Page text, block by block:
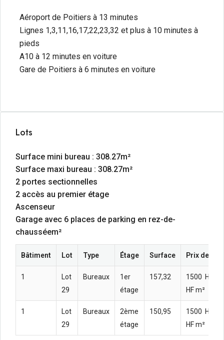
Aéroport de Poitiers à 13 minutes
Lignes 1,3,11,16,17,22,23,32 et plus à 10 minutes à
pieds
A10 à 12 minutes en voiture
Gare de Poitiers à 6 minutes en voiture
Lots
Surface mini bureau : 308.27m²
Surface maxi bureau : 308.27m²
2 portes sectionnelles
2 accès au premier étage
Ascenseur
Garage avec 6 places de parking en rez-de-
chausséem²
Bâtiment Lot Type Étage Surface Prix de
1
Lot
29
Bureaux
1er
étage
157,32
1500  HT HD
HF m²
1
Lot
29
Bureaux
2ème
étage
150,95
1500  HT HD
HF m²